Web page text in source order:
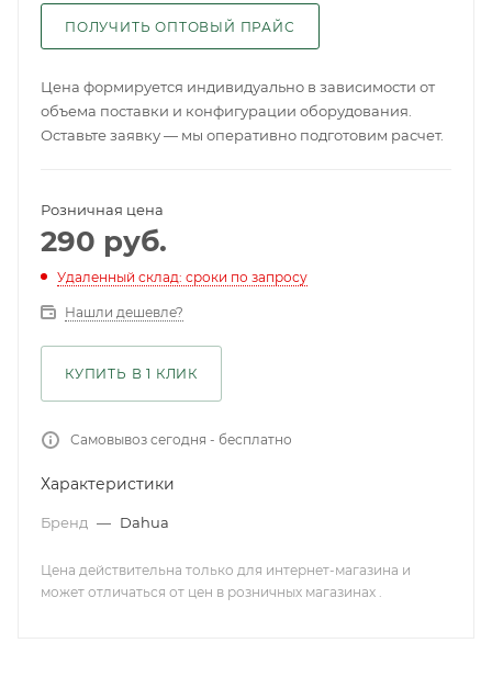
ПОЛУЧИТЬ ОПТОВЫЙ ПРАЙС
Цена формируется индивидуально в зависимости от
объема поставки и конфигурации оборудования.
Оставьте заявку — мы оперативно подготовим расчет.
Розничная цена
290 руб.
Удаленный склад: сроки по запросу
Нашли дешевле?
КУПИТЬ В 1 КЛИК
Самовывоз сегодня - бесплатно
Характеристики
Бренд — Dahua
Цена действительна только для интернет-магазина и
может отличаться от цен в розничных магазинах .